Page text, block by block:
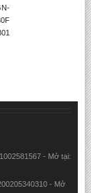
- Mở tại:
- Mở